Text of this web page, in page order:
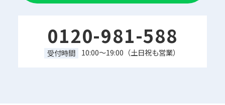
0120-981-588
受付時間 10:00～19:00（土日祝も営業）